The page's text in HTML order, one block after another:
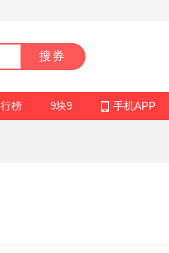
搜券
榜 9块9 手机APP